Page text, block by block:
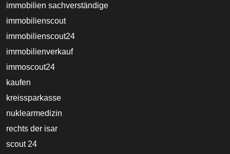
immobilien sachverständige
immobilienscout
immobilienscout24
immobilienverkauf
immoscout24
kaufen
kreissparkasse
nuklearmedizin
rechts der isar
scout 24